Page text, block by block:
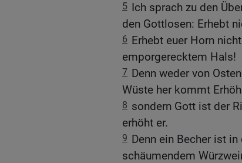
5 Ich sprach zu den
den Gottlosen: Erhebt
6 Erhebt euer Horn
emporgerecktem Hals!
7 Denn weder von
Wüste her kommt
8 sondern Gott ist der
erhöht er.
9 Denn ein Becher ist
schäumendem